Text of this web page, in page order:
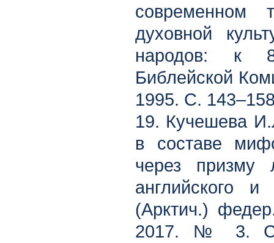
современном
духовной
народов: к
Библейской
1995. С.
19. Кучешева
в составе
через призму
английского
(Арктич.)
2017. № 3.